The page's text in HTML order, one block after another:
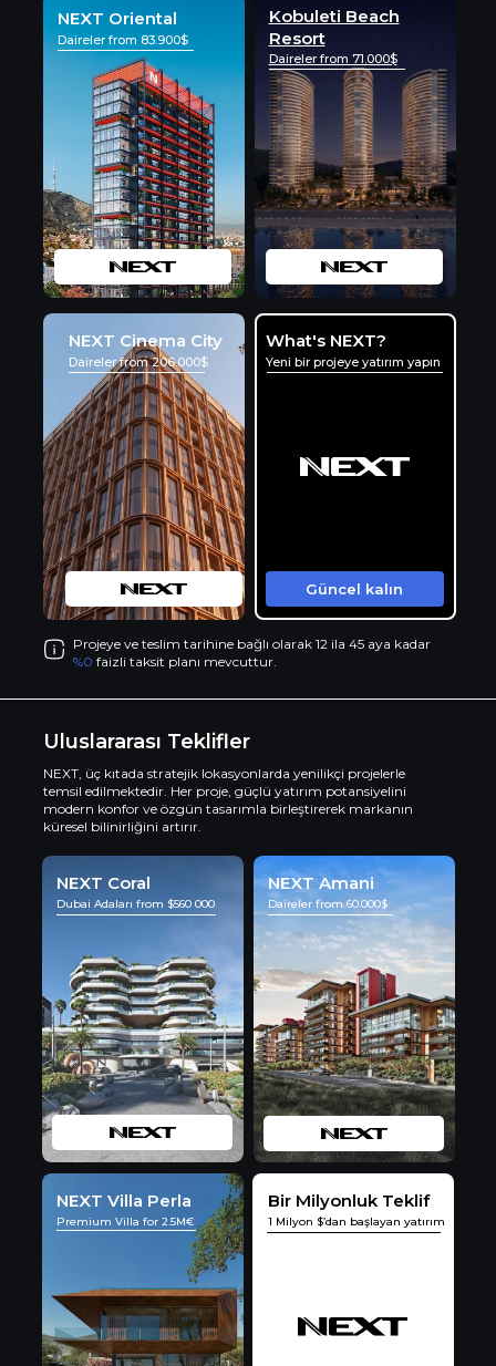
Projeye ve teslim tarihine bağlı olarak 12 ila 45 aya kadar
%0 faizli taksit planı mevcuttur.
What's NEXT?
Yeni bir projeye yatırım yapın
Güncel kalın
Kobuleti Beach
Resort
Daireler from 71.000$
NEXT Oriental
Daireler from 83.900$
Daireler from 206.000$
NEXT Cinema City
Uluslararası Teklifler
NEXT, üç kıtada stratejik lokasyonlarda yenilikçi projelerle
temsil edilmektedir. Her proje, güçlü yatırım potansiyelini
modern konfor ve özgün tasarımla birleştirerek markanın
küresel bilinirliğini artırır.
Bir Milyonluk Teklif
1 Milyon $’dan başlayan yatırım
NEXT Coral
Dubai Adaları from $560 000
NEXT Amani
Daireler from 60.000$
NEXT Villa Perla
Premium Villa for 2.5M€